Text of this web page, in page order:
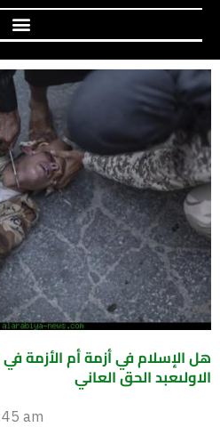
هل الإسلام في أزمة أم الأزمة
الاولىعبد الحق العاني
am